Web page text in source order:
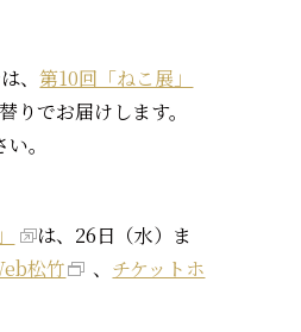
、第10回「ねこ展」
りでお届けします。
。
は、26日（水）ま
松竹 、 チケットホ